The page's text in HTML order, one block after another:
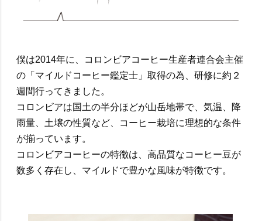
僕は2014年に、コロンビアコーヒー生産者連合会主催
の「マイルドコーヒー鑑定士」取得の為、研修に約２
週間行ってきました。
コロンビアは国土の半分ほどが山岳地帯で、気温、降
雨量、土壌の性質など、コーヒー栽培に理想的な条件
が揃っています。
コロンビアコーヒーの特徴は、高品質なコーヒー豆が
数多く存在し、マイルドで豊かな風味が特徴です。